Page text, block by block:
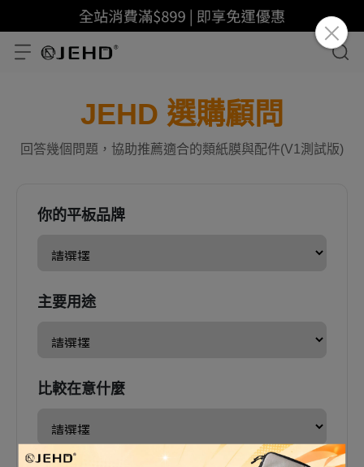
JEHD 選購顧問
回答幾個問題，協助推薦適合的類紙膜與配件(V1測試版)
你的平板品牌
主要用途
比較在意什麼